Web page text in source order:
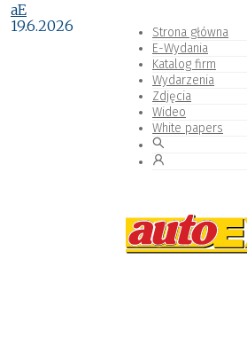
Strona główna
E-Wydania
Katalog firm
Wydarzenia
Zdjęcia
Wideo
White papers
aE
19.6.2026